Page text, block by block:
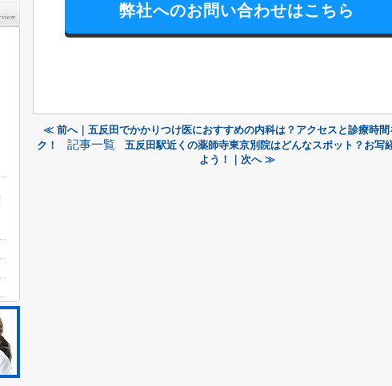
弊社へのお問い合わせはこちら
≪ 前へ｜五反田でかかりつけ医におすすめの内科は？アクセスと診療時間
ク！
記事一覧
五反田駅近くの薬師寺東京別院はどんなスポット？お写
よう！｜次へ ≫